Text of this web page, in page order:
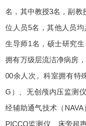
名，其中教授3名，副教
位人员5名，其他人员
生导师1名，硕士研究生
拥有万级层流洁净病房
00余人次。科室拥有特
G）、无创颅内压监测
经辅助通气技术（NAVA
PICCO监测仪、床旁超